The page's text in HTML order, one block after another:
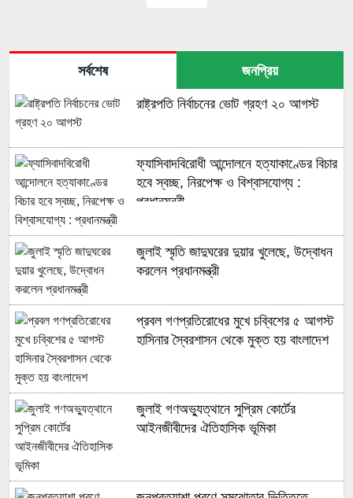
সর্বশেষ জনপ্রিয়
রাষ্ট্রপতি নির্বাচনের ভোট গ্রহণ ২০ আগস্ট
ফ্যাসিবাদবিরোধী আন্দোলনে হত্যাকাণ্ডের বিচার
হবে স্বচ্ছ, নিরপেক্ষ ও বিশ্বাসযোগ্য :
প্রধানমন্ত্রী
জুলাই স্মৃতি জাদুঘরের দুয়ার খুলেছে, উদ্বোধন
করলেন প্রধানমন্ত্রী
প্রবল গণপ্রতিরোধের মুখে চব্বিশের ৫ আগস্ট
হাসিনার স্বৈরশাসন থেকে মুক্ত হয় বাংলাদেশ
জুলাই গণঅভ্যুত্থানে সুপ্রিম কোর্টের
আইনজীবীদের ঐতিহাসিক ভূমিকা